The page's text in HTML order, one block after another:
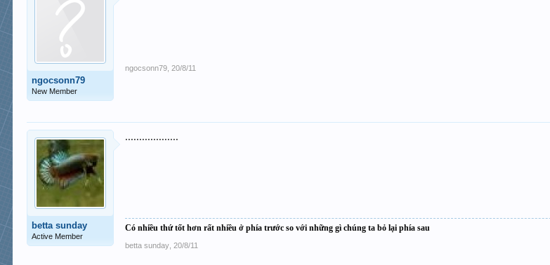
ngocsonn79
New Member
ngocsonn79 20/8/11
betta sunday
Active Member
...................
Có nhiều thứ tốt hơn rất nhiều ở phía trước so với những gì chúng ta bỏ lại phía sau
betta sunday 20/8/11